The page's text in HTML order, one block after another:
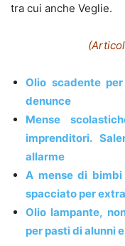
tra cui anche Veglie.
Olio scadente
denunce
Mense
imprenditori.
allarme
A mense di
spacciato per
Olio lampante,
per pasti di alunni